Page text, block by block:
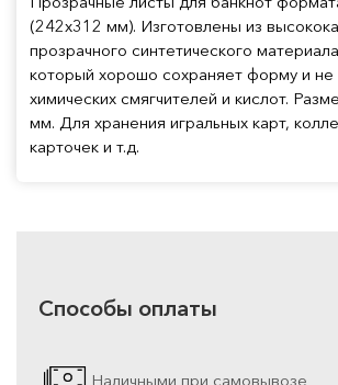
(242х312 мм). Изготовлены из
прозрачного синтетического
который хорошо сохраняет форму и
химических смягчителей и кислот.
мм. Для хранения игральных карт,
карточек и т.д.
Способы оплаты
Наличными при самовывозе